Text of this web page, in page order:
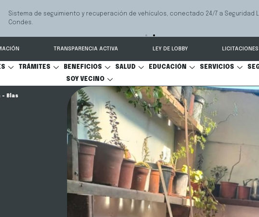
Sistema de seguimiento y recuperación de vehículos, conectado 24/7 a Seguridad
Condes.
TRANSPARENCIA ACTIVA LEY DE LOBBY LICITACIONES
TRÁMITES BENEFICIOS SALUD EDUCACIÓN SERVICIOS
SOY VECINO
Blas